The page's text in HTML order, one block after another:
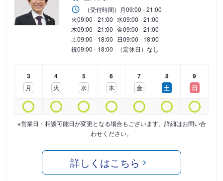
（受付時間） 月09:00 - 21:00
火09:00 - 21:00 水09:00 - 21:00
木09:00 - 21:00 金09:00 - 21:00
土09:00 - 18:00 日09:00 - 18:00
祝09:00 - 18:00 （定休日）なし
3
月
4
火
5
水
6
木
7
金
8
土
9
日
※営業日・相談可能日が変更となる場合もございます。詳細はお問い合
わせください。
詳しくはこちら